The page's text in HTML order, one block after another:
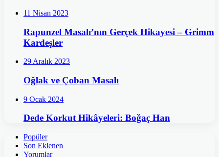
11 Nisan 2023
Rapunzel Masalı’nın Gerçek Hikayesi – Grimm
Kardeşler
29 Aralık 2023
Oğlak ve Çoban Masalı
9 Ocak 2024
Dede Korkut Hikâyeleri: Boğaç Han
Popüler
Son Eklenen
Yorumlar